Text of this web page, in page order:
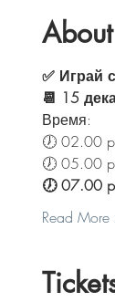
✅ Играй
📆 15
Время:
🕖 02.00
🕖 05.00
🕖 07.00
Read More